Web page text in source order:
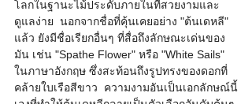
โลกในฐานะไม้ประดับภายในที่สวยงามและ
ดูแลง่าย  นอกจากชื่อที่คุ้นเคยอย่าง "ต้นเดหลี"
แล้ว ยังมีชื่อเรียกอื่นๆ ที่สื่อถึงลักษณะเด่นของ
มัน เช่น "Spathe Flower" หรือ "White Sails"
ในภาษาอังกฤษ ซึ่งสะท้อนถึงรูปทรงของดอกที่
คล้ายใบเรือสีขาว  ความงามอันเป็นเอกลักษณ์นี้